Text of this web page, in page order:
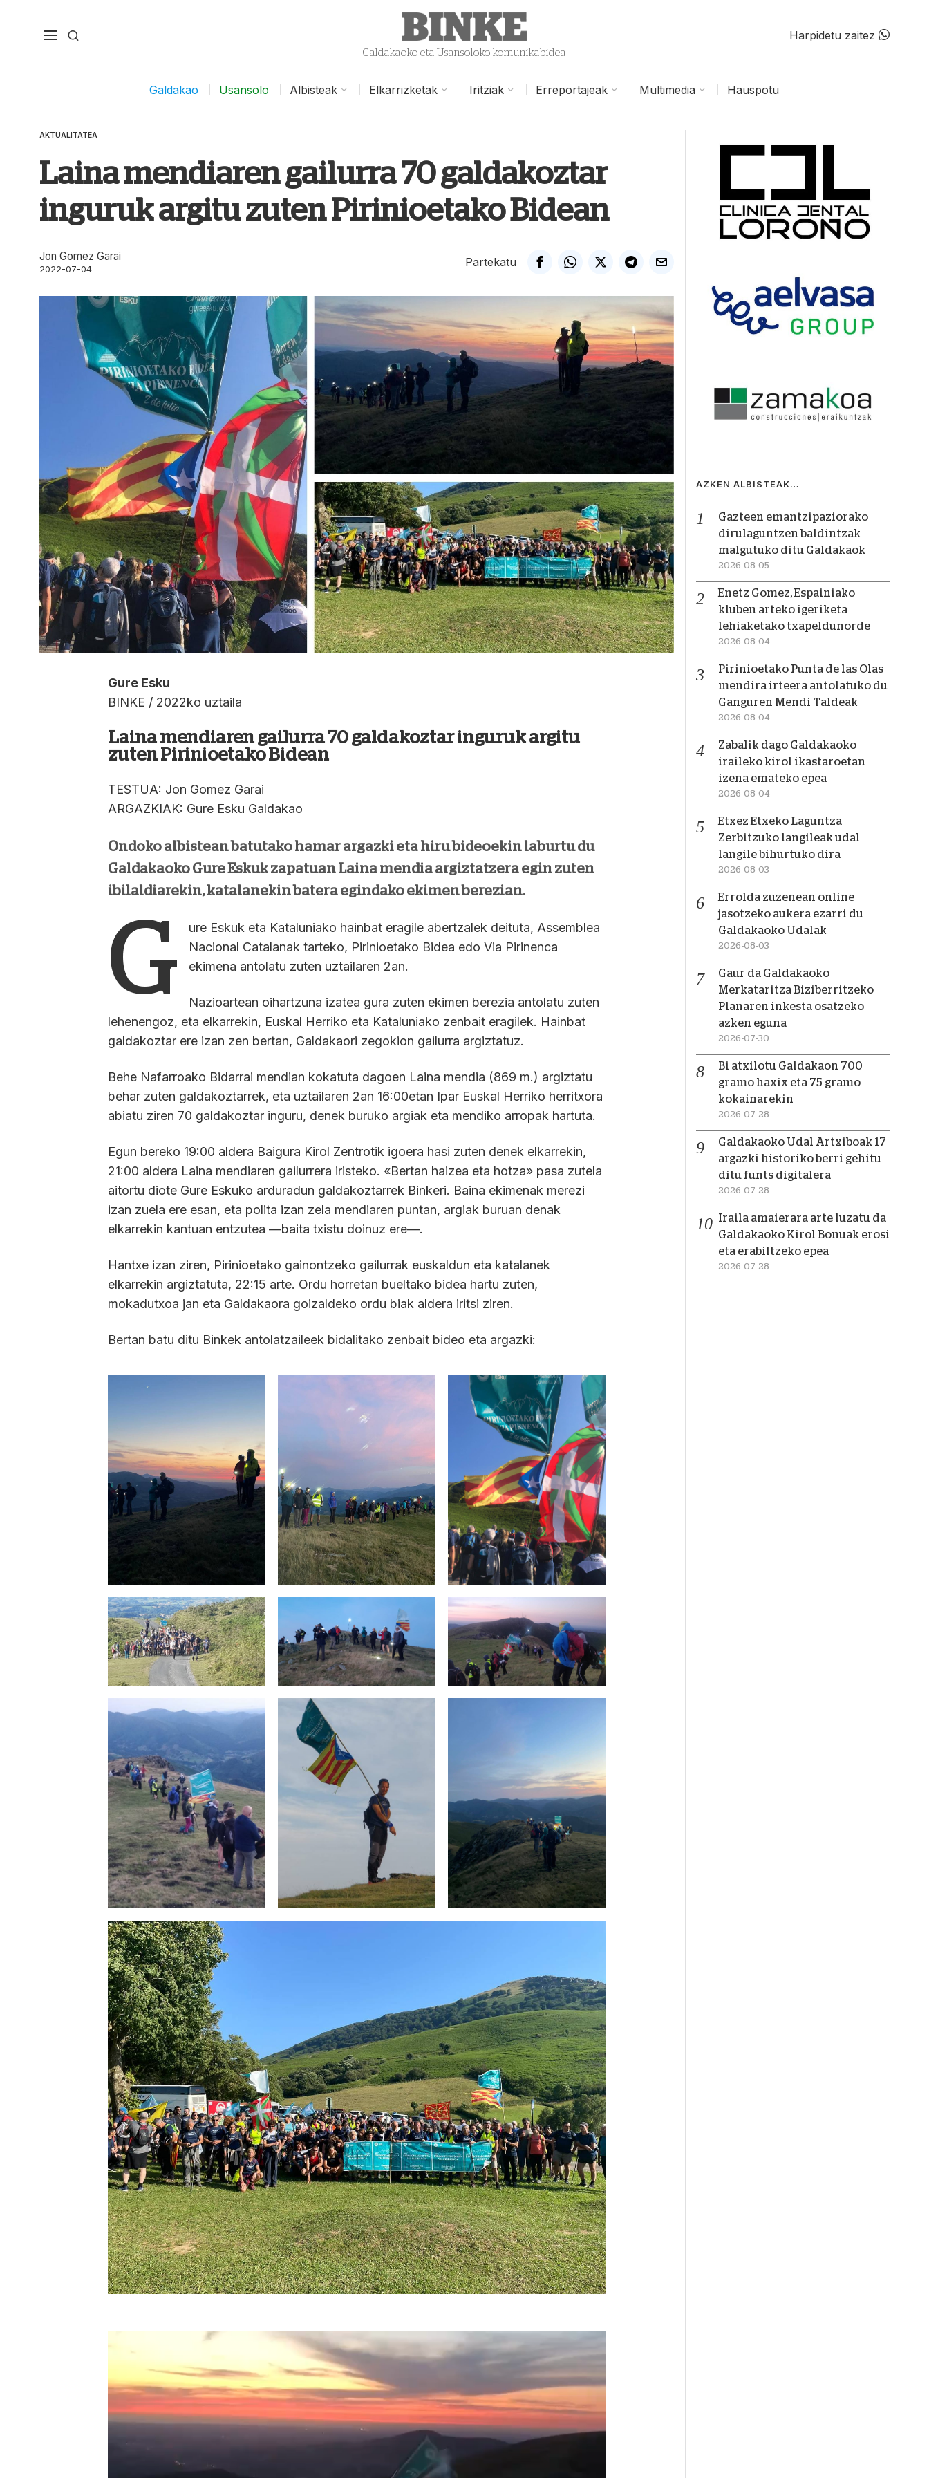
Galdakaoko eta Usansoloko komunikabidea
Harpidetu zaitez
Galdakao Usansolo Albisteak Elkarrizketak Iritziak Erreportajeak Multimedia Hauspotu
AKTUALITATEA
Laina mendiaren gailurra 70 galdakoztar
inguruk argitu zuten Pirinioetako Bidean
Jon Gomez Garai
2022-07-04
Partekatu
Gure Esku
BINKE / 2022ko uztaila
Laina mendiaren gailurra 70 galdakoztar inguruk argitu
zuten Pirinioetako Bidean
TESTUA: Jon Gomez Garai
ARGAZKIAK: Gure Esku Galdakao
Ondoko albistean batutako hamar argazki eta hiru bideoekin laburtu du
Galdakaoko Gure Eskuk zapatuan Laina mendia argiztatzera egin zuten
ibilaldiarekin, katalanekin batera egindako ekimen berezian.
G
ure Eskuk eta Kataluniako hainbat eragile abertzalek deituta, Assemblea
Nacional Catalanak tarteko, Pirinioetako Bidea edo Via Pirinenca
ekimena antolatu zuten uztailaren 2an.
Nazioartean oihartzuna izatea gura zuten ekimen berezia antolatu zuten
lehenengoz, eta elkarrekin, Euskal Herriko eta Kataluniako zenbait eragilek. Hainbat
galdakoztar ere izan zen bertan, Galdakaori zegokion gailurra argiztatuz.
Behe Nafarroako Bidarrai mendian kokatuta dagoen Laina mendia (869 m.) argiztatu
behar zuten galdakoztarrek, eta uztailaren 2an 16:00etan Ipar Euskal Herriko herritxora
abiatu ziren 70 galdakoztar inguru, denek buruko argiak eta mendiko arropak hartuta.
Egun bereko 19:00 aldera Baigura Kirol Zentrotik igoera hasi zuten denek elkarrekin,
21:00 aldera Laina mendiaren gailurrera iristeko. «Bertan haizea eta hotza» pasa zutela
aitortu diote Gure Eskuko arduradun galdakoztarrek Binkeri. Baina ekimenak merezi
izan zuela ere esan, eta polita izan zela mendiaren puntan, argiak buruan denak
elkarrekin kantuan entzutea —baita txistu doinuz ere—.
Hantxe izan ziren, Pirinioetako gainontzeko gailurrak euskaldun eta katalanek
elkarrekin argiztatuta, 22:15 arte. Ordu horretan bueltako bidea hartu zuten,
mokadutxoa jan eta Galdakaora goizaldeko ordu biak aldera iritsi ziren.
Bertan batu ditu Binkek antolatzaileek bidalitako zenbait bideo eta argazki:
AZKEN ALBISTEAK…
Gazteen emantzipaziorako
dirulaguntzen baldintzak
malgutuko ditu Galdakaok
2026-08-05
Enetz Gomez, Espainiako
kluben arteko igeriketa
lehiaketako txapeldunorde
2026-08-04
Pirinioetako Punta de las Olas
mendira irteera antolatuko du
Ganguren Mendi Taldeak
2026-08-04
Zabalik dago Galdakaoko
iraileko kirol ikastaroetan
izena emateko epea
2026-08-04
Etxez Etxeko Laguntza
Zerbitzuko langileak udal
langile bihurtuko dira
2026-08-03
Errolda zuzenean online
jasotzeko aukera ezarri du
Galdakaoko Udalak
2026-08-03
Gaur da Galdakaoko
Merkataritza Biziberritzeko
Planaren inkesta osatzeko
azken eguna
2026-07-30
Bi atxilotu Galdakaon 700
gramo haxix eta 75 gramo
kokainarekin
2026-07-28
Galdakaoko Udal Artxiboak 17
argazki historiko berri gehitu
ditu funts digitalera
2026-07-28
Iraila amaierara arte luzatu da
Galdakaoko Kirol Bonuak erosi
eta erabiltzeko epea
2026-07-28